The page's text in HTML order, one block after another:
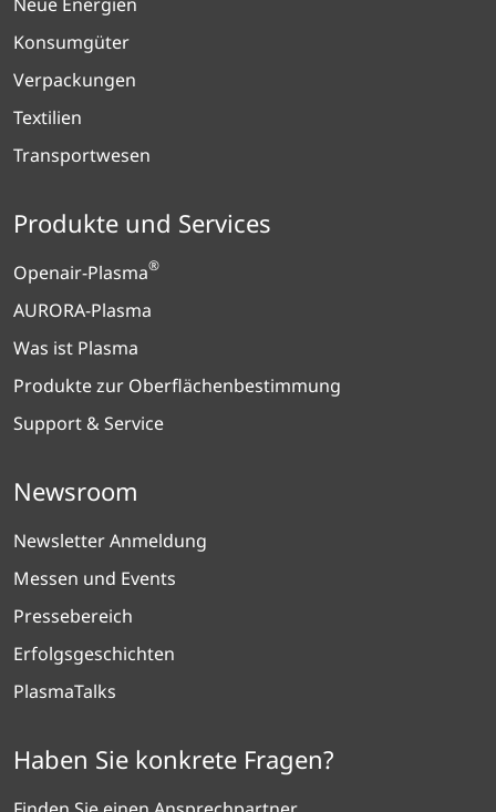
Neue Energien
Konsumgüter
Verpackungen
Textilien
Transportwesen
Produkte und Services
Openair-Plasma®
AURORA-Plasma
Was ist Plasma
Produkte zur Oberflächenbestimmung
Support & Service
Newsroom
Newsletter Anmeldung
Messen und Events
Pressebereich
Erfolgsgeschichten
PlasmaTalks
Haben Sie konkrete Fragen?